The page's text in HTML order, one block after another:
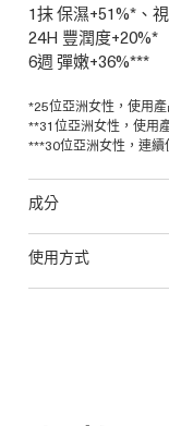
1抹 保濕+51%*、
24H 豐潤度+20%*
6週 彈嫩+36%***
*25位亞洲女性，使用
**31位亞洲女性，使用
***30位亞洲女性，連續
成分
使用方式